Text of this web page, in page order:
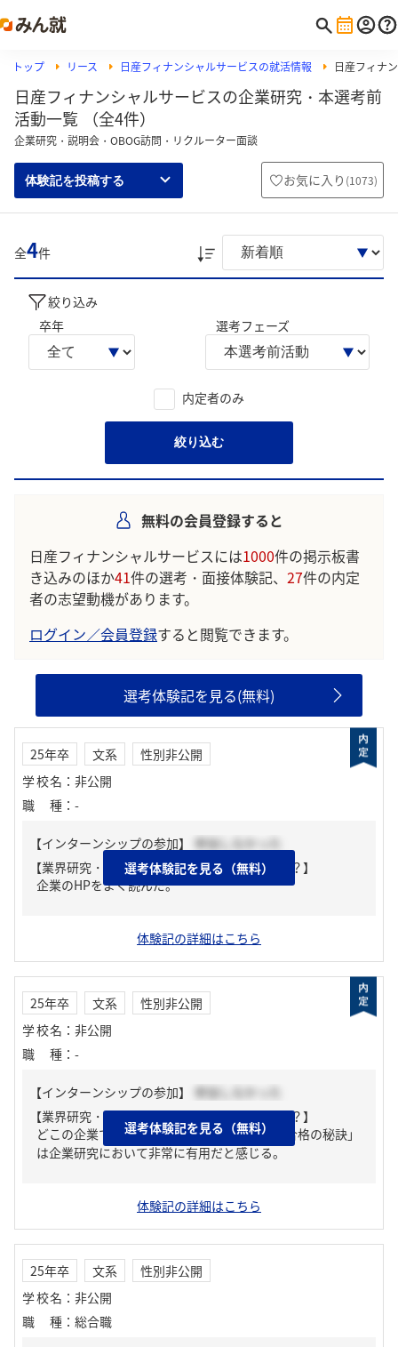
トップ リース 日産フィナンシャルサービスの就活情報 日産フィナ
日産フィナンシャルサービスの企業研究・本選考前
活動一覧 （全4件）
企業研究・説明会・OBOG訪問・リクルーター面談
体験記を投稿する お気に入り (1073)
全4件
絞り込み
卒年
選考フェーズ
内定者のみ
絞り込む
無料の会員登録すると
日産フィナンシャルサービスには1000件の掲示板書
き込みのほか41件の選考・面接体験記、 27件の内定
者の志望動機があります。
ログイン／会員登録すると閲覧できます。
選考体験記を見る(無料)
25年卒 文系
性別非公開
学校名 ： 非公開
職種 ： -
【インターンシップの参加】
参加しなかった
【業界研究・企業研究はどんな風にしましたか？】
企業のHPをよく読んだ。
選考体験記を見る（無料）
体験記の詳細はこちら
25年卒 文系
性別非公開
学校名 ： 非公開
職種 ： -
【インターンシップの参加】
参加しなかった
【業界研究・企業研究はどんな風にしましたか？】
どこの企業でもいえるが、ワンキャリアの「合格の秘訣」
は企業研究において非常に有用だと感じる。
選考体験記を見る（無料）
体験記の詳細はこちら
25年卒 文系
性別非公開
学校名 ： 非公開
職種 ： 総合職